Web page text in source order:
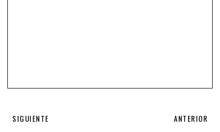
SIGUIENTE ANTERIOR